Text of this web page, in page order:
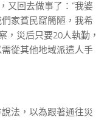
又回去做事了：“我婆
家貧民窟簡陋，我希
，災后只要20人執勤，
從其他地域派遣人手
法，以為跟著通往災